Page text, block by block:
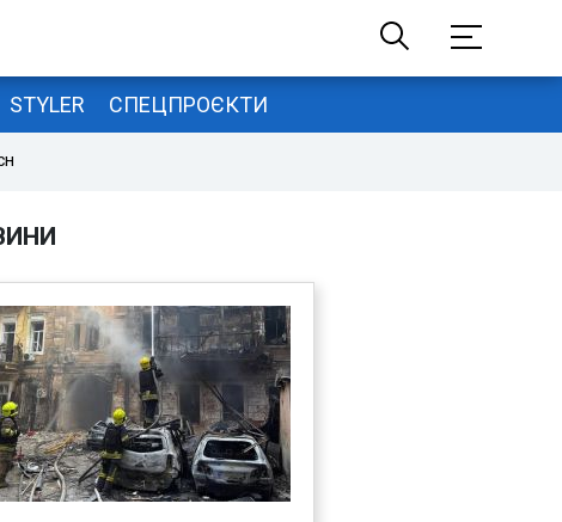
STYLER СПЕЦПРОЄКТИ